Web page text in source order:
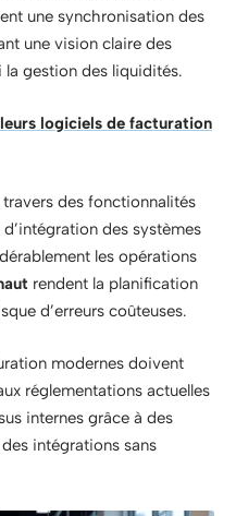
une synchronisation des
une vision claire des
gestion des liquidités.
logiciels de facturation
travers des fonctionnalités
des systèmes
les opérations
rendent la planification
d’erreurs coûteuses.
modernes doivent
réglementations actuelles
internes grâce à des
intégrations sans